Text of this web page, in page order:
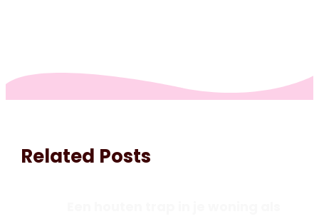
Related Posts